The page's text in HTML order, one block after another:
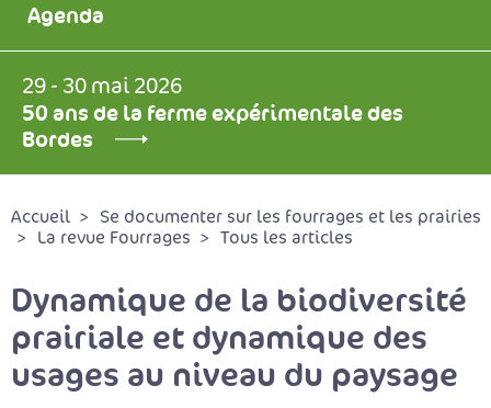
Agenda
29 - 30 mai 2026
50 ans de la ferme expérimentale des
Bordes
Accueil
Se documenter sur les fourrages et les prairies
La revue Fourrages
Tous les articles
Dynamique de la biodiversité
prairiale et dynamique des
usages au niveau du paysage